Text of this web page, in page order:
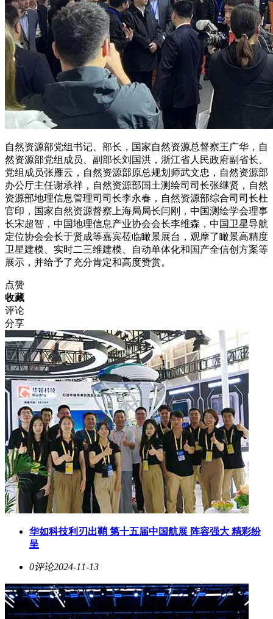
自然资源部党组书记、部长，国家自然资源总督察王广华，自
然资源部党组成员、副部长刘国洪，浙江省人民政府副省长、
党组成员张雁云，自然资源部原总规划师武文忠，自然资源部
办公厅主任谢承祥，自然资源部国土测绘司司长张继贤，自然
资源部地理信息管理司司长李永春，自然资源部综合司司长杜
官印，国家自然资源督察上海局局长闫刚，中国测绘学会理事
长宋超智，中国地理信息产业协会会长李维森，中国卫星导航
定位协会会长于贤成等嘉宾莅临瞰景展台，观摩了瞰景高精度
卫星建模、实时二三维建模、自动单体化和国产全信创方案等
展示，并给予了充分肯定和高度赞赏。
点赞
收藏
评论
分享
华如科技利刃出鞘 第十五届中国航展 阵容强大 精彩纷
呈
0评论2024-11-13